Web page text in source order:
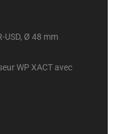
USD, Ø 48 mm
WP XACT avec